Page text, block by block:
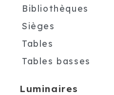
Bibliothèques
Sièges
Tables
Tables basses
Luminaires